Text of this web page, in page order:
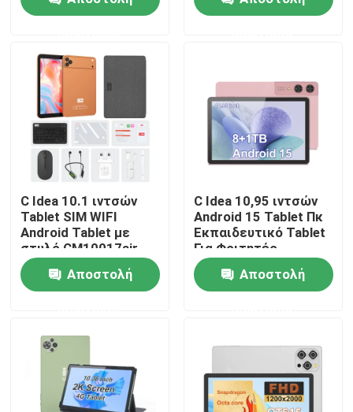
Προϊόντα
Βίντεο
Εμφάνιση VR
Σχετικά με εμάς
Γύρος εργοστασίων
Ποιοτικός έλεγχος
Νέα
Ζητήστε ένα απόσπασμα
Φοιτητές
CM9000ultra Πράσινο
C Idea 10.1 ιντσών
Tablet SIM WIFI
Android Tablet με
στυλό CM10017air
Πορτοκαλί
Αποστολή
C Idea 10,95 ιντσών
Android 15 Tablet Πκ
Εκπαιδευτικό Tablet
Για Φοιτητές
CM11000 Plus
Αποστολή